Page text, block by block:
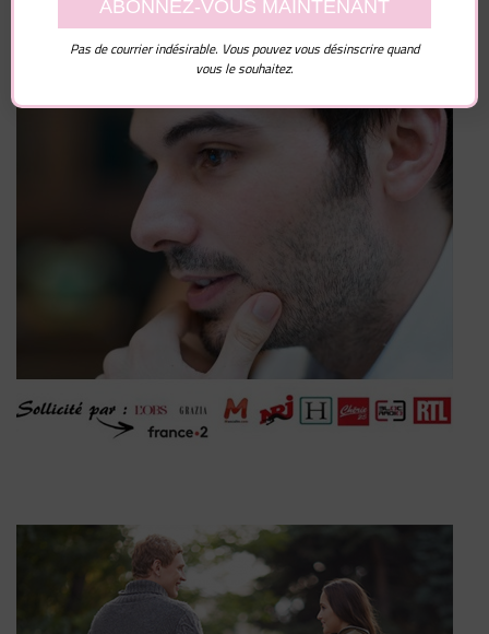
Pas de courrier indésirable. Vous pouvez vous désinscrire quand
vous le souhaitez.